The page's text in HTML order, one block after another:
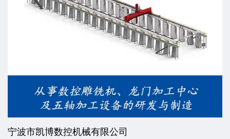
宁波市凯博数控机械有限公司